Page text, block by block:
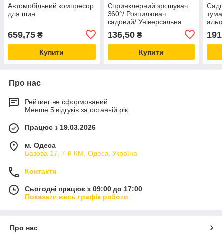
Автомобільний компресор
для шин
659,75 ₴
Купити
Спринклерний зрошувач
360°/ Розпилювач
садовий/ Універсальна
система поливання саду
та городу
136,50₴
Купити
Про нас
Рейтинг не сформований
Менше 5 відгуків за останній рік
Працює з 19.03.2026
м. Одеса
Базова 17, 7-й КМ, Одеса, Україна
Контакти
Сьогодні працює з 09:00 до 17:00
Показати весь графік роботи
Про нас